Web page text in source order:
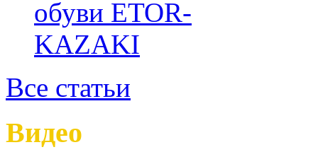
Все статьи
Видео